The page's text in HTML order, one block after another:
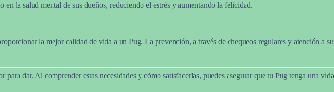
la salud mental de sus dueños, reduciendo el estrés y aumentando la felicidad.
la mejor calidad de vida a un Pug. La prevención, a través de chequeos regulares y atención a su
dar. Al comprender estas necesidades y cómo satisfacerlas, puedes asegurar que tu Pug tenga una vida